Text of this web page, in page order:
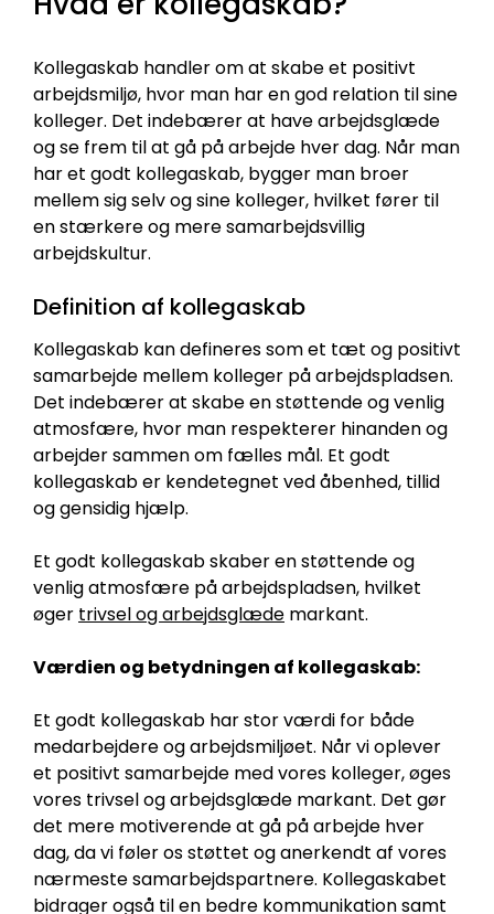
Kollegaskab handler om at skabe et positivt
arbejdsmiljø, hvor man har en god relation til sine
kolleger. Det indebærer at have arbejdsglæde
og se frem til at gå på arbejde hver dag. Når man
har et godt kollegaskab, bygger man broer
mellem sig selv og sine kolleger, hvilket fører til
en stærkere og mere samarbejdsvillig
arbejdskultur.
Definition af kollegaskab
Kollegaskab kan defineres som et tæt og positivt
samarbejde mellem kolleger på arbejdspladsen.
Det indebærer at skabe en støttende og venlig
atmosfære, hvor man respekterer hinanden og
arbejder sammen om fælles mål. Et godt
kollegaskab er kendetegnet ved åbenhed, tillid
og gensidig hjælp.
Et godt kollegaskab skaber en støttende og
venlig atmosfære på arbejdspladsen, hvilket
øger trivsel og arbejdsglæde markant.
Værdien og betydningen af kollegaskab:
Et godt kollegaskab har stor værdi for både
medarbejdere og arbejdsmiljøet. Når vi oplever
et positivt samarbejde med vores kolleger, øges
vores trivsel og arbejdsglæde markant. Det gør
det mere motiverende at gå på arbejde hver
dag, da vi føler os støttet og anerkendt af vores
nærmeste samarbejdspartnere. Kollegaskabet
bidrager også til en bedre kommunikation samt